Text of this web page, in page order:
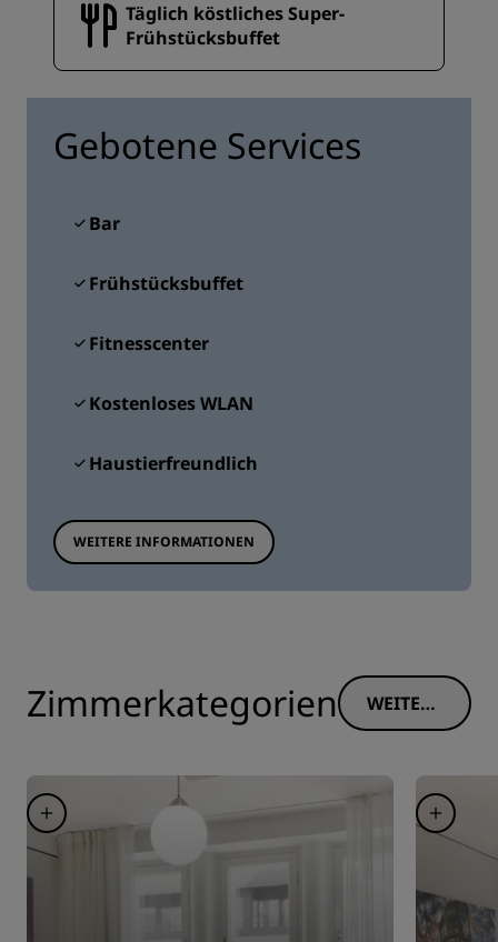
Täglich köstliches Super-
Frühstücksbuffet
Gebotene Services
Bar
Frühstücksbuffet
Fitnesscenter
Kostenloses WLAN
Haustierfreundlich
WEITERE INFORMATIONEN
Zimmerkategorien
WEITERE
INFORM